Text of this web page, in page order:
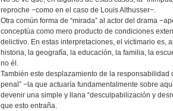
reproche −como en el caso de Louis Althusser−.
Otra común forma de “mirada” al actor del drama
conceptúa como mero producto de condiciones
delictivo. En estas interpretaciones, el victimario es,
historia, la geografía, la educación, la familia, la
no él.
También este desplazamiento de la
penal” −la que actuaría fundamentalmente sobre
devenir una simple y llana “desculpabilización y
que esto entraña.